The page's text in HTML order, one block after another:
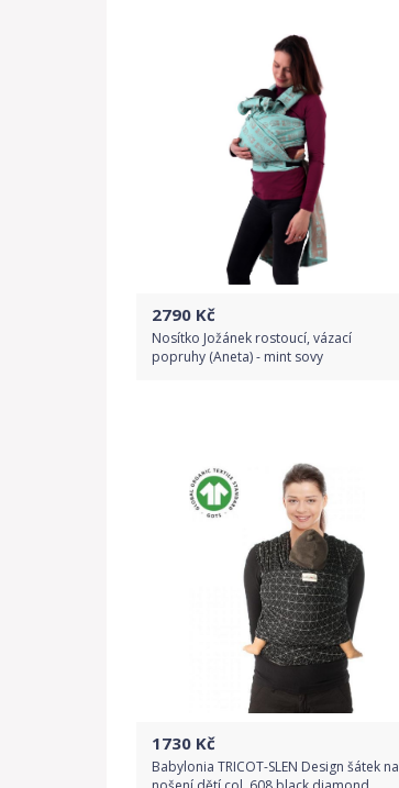
Detail produktu
2790 Kč
Nosítko Jožánek rostoucí, vázací
popruhy (Aneta) - mint sovy
Detail produktu
1730 Kč
Babylonia TRICOT-SLEN Design šátek na